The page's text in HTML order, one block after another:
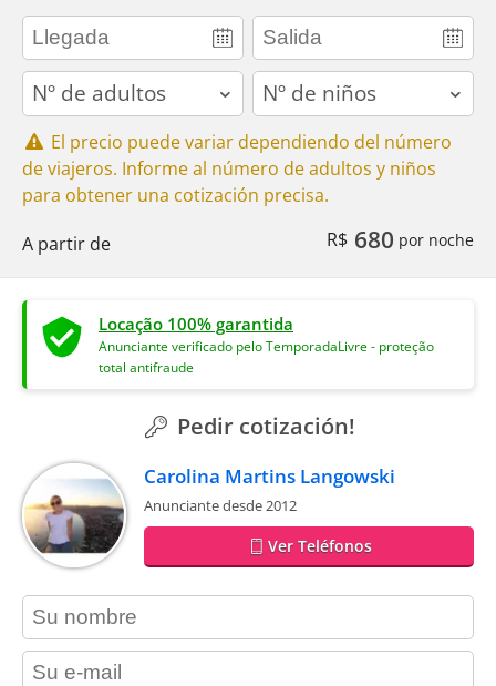
adults children
El precio puede variar dependiendo del número
de viajeros. Informe al número de adultos y niños
para obtener una cotización precisa.
A partir de
R$ 680 por noche
Locação 100% garantida
Anunciante verificado pelo TemporadaLivre - proteção
total antifraude
Pedir cotización!
Carolina Martins Langowski
Anunciante desde 2012
Ver Teléfonos
contact_name
contact_email